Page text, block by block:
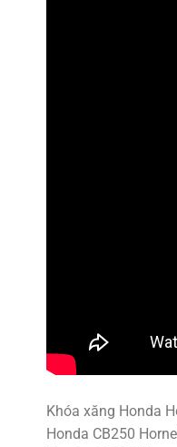
Khóa xăng Honda
Honda CB250